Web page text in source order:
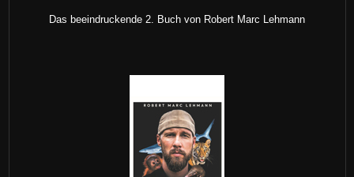
Das beeindruckende 2. Buch von Robert Marc Lehmann